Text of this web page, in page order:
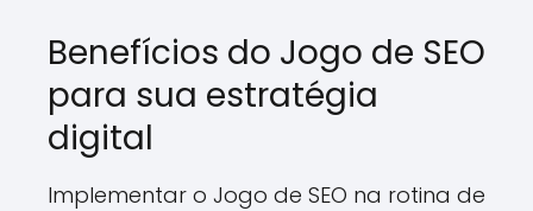
Benefícios do Jogo de SEO
para sua estratégia
digital
Implementar o Jogo de SEO na rotina de